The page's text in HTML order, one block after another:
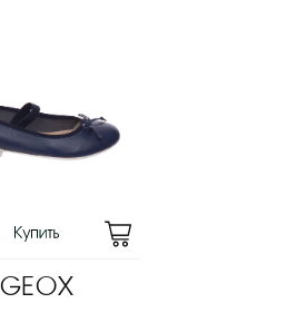
GEOX